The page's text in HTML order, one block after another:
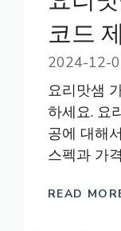
코드
2024-12-
요리맛샘
하세요. 요
공에 대해
스펙과 가
READ